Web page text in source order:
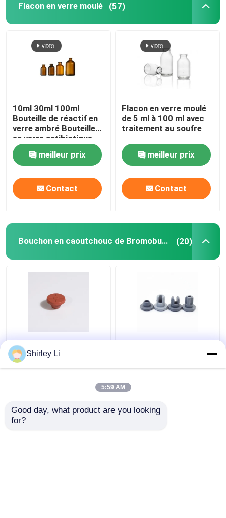
Flacon en verre moulé (57)
10ml 30ml 100ml
Bouteille de réactif en
verre ambré Bouteille
en verre antibiotique
moulée
meilleur prix
Contact
Flacon en verre moulé
de 5 ml à 100 ml avec
traitement au soufre
meilleur prix
Contact
Bouchon en caoutchouc de Bromobutyl (20)
bouchon en
caoutchouc
bromobutyle gris de 20
pour la lyophilisation
Shirley Li
5:59 AM
Good day, what product are you looking
for?